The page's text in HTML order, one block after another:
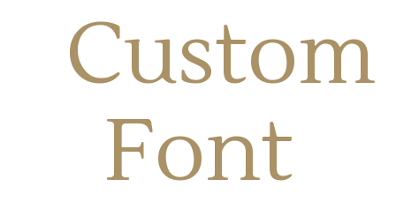
Custom
Font